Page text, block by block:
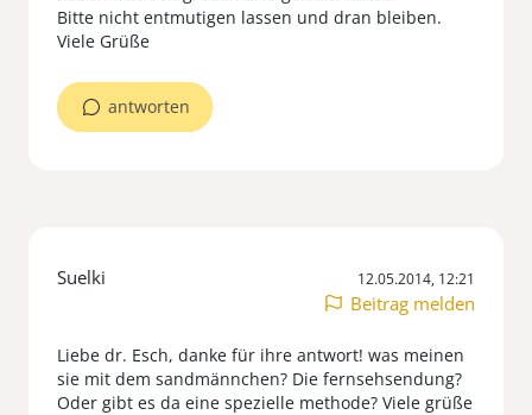
Bitte nicht entmutigen lassen und dran bleiben.
Viele Grüße
antworten
Suelki 12.05.2014, 12:21
Beitrag melden
Liebe dr. Esch, danke für ihre antwort! was meinen
sie mit dem sandmännchen? Die fernsehsendung?
Oder gibt es da eine spezielle methode? Viele grüße